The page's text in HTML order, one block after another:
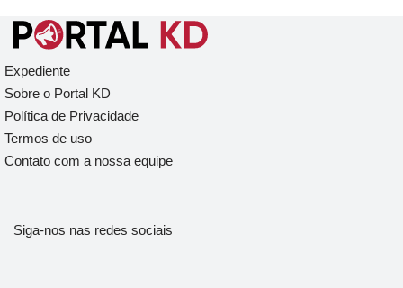
Expediente
Sobre o Portal KD
Política de Privacidade
Termos de uso
Contato com a nossa equipe
Siga-nos nas redes sociais